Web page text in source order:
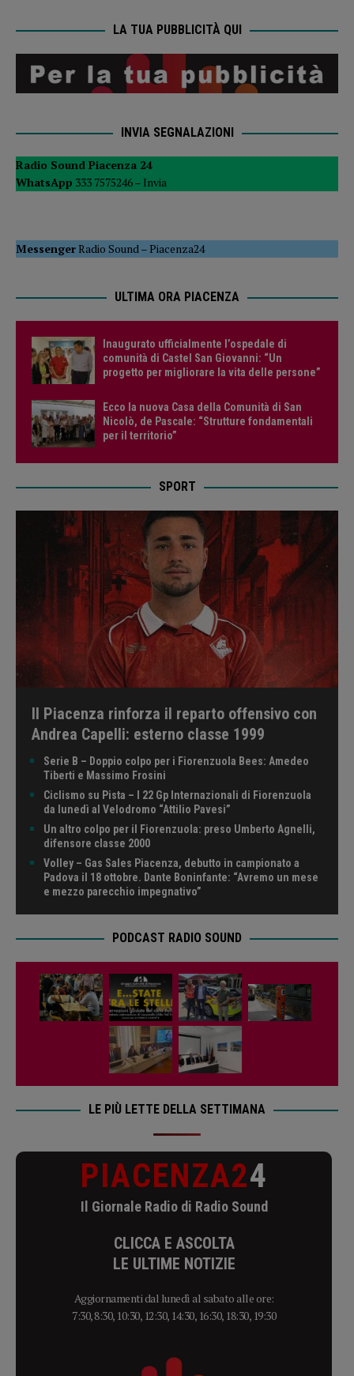
LA TUA PUBBLICITÀ QUI
INVIA SEGNALAZIONI
Radio Sound Piacenza 24
WhatsApp 333 7575246 – Invia
MessengerRadio Sound–Piacenza24
ULTIMA ORA PIACENZA
Inaugurato ufficialmente l’ospedale di
comunità di Castel San Giovanni: “Un
progetto per migliorare la vita delle persone”
Ecco la nuova Casa della Comunità di San
Nicolò, de Pascale: “Strutture fondamentali
per il territorio”
SPORT
Il Piacenza rinforza il reparto offensivo con
Andrea Capelli: esterno classe 1999
Serie B – Doppio colpo per i Fiorenzuola Bees: Amedeo
Tiberti e Massimo Frosini
Ciclismo su Pista – I 22 Gp Internazionali di Fiorenzuola
da lunedì al Velodromo “Attilio Pavesi”
Un altro colpo per il Fiorenzuola: preso Umberto Agnelli,
difensore classe 2000
Volley – Gas Sales Piacenza, debutto in campionato a
Padova il 18 ottobre. Dante Boninfante: “Avremo un mese
e mezzo parecchio impegnativo”
PODCAST RADIO SOUND
LE PIÙ LETTE DELLA SETTIMANA
PIACENZA24
Il Giornale Radio di Radio Sound
CLICCA E ASCOLTA
LE ULTIME NOTIZIE
Aggiornamenti dal lunedì al sabato alle ore:
7:30, 8:30, 10:30, 12:30, 14:30, 16:30, 18:30, 19:30